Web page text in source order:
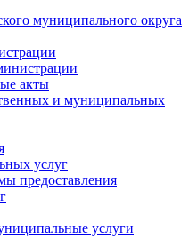
муниципального округа
акты
и муниципальных
услуг
предоставления
услуги